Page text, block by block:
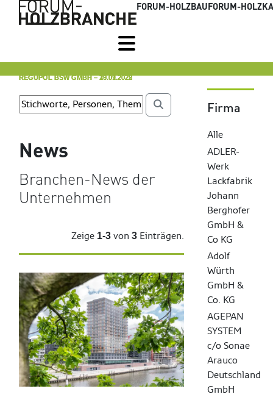
FORUM-HOLZBAUFORUM-
News
Branchen-News der
Unternehmen
Zeige 1-3 von3 Einträgen.
REGUPOL BSW GMBH– 30.09.2025
REGUPOL BSW GMBH– 29.07.2022
REGUPOL BSW GMBH– 13.01.2022
Firma
Alle
ADLER-
Werk
Lackfabrik
Johann
Berghofer
GmbH &
Co KG
Adolf
Würth
GmbH &
Co. KG
AGEPAN
SYSTEM
c/o Sonae
Arauco
Deutschland
GmbH